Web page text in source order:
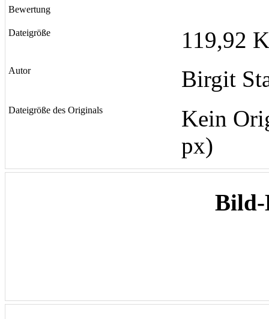
Bewertung
Dateigröße 119,92
Autor Birgit
Dateigröße des Originals
Kein
px)
Bild-